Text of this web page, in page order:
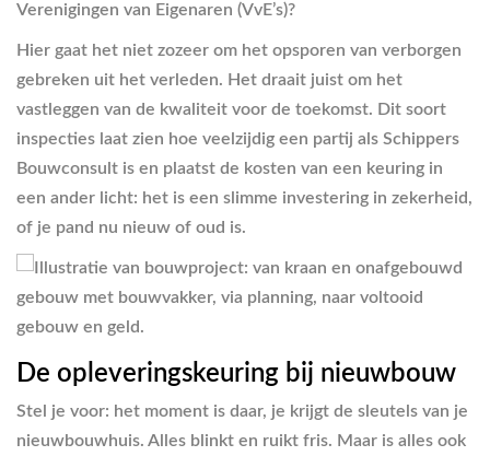
Verenigingen van Eigenaren (VvE’s)?
Hier gaat het niet zozeer om het opsporen van verborgen
gebreken uit het verleden. Het draait juist om het
vastleggen van de kwaliteit voor de toekomst. Dit soort
inspecties laat zien hoe veelzijdig een partij als Schippers
Bouwconsult is en plaatst de kosten van een keuring in
een ander licht: het is een slimme investering in zekerheid,
of je pand nu nieuw of oud is.
De opleveringskeuring bij nieuwbouw
Stel je voor: het moment is daar, je krijgt de sleutels van je
nieuwbouwhuis. Alles blinkt en ruikt fris. Maar is alles ook